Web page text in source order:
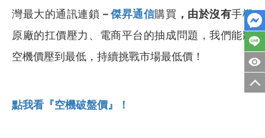
灣最大的通訊連鎖 － 傑昇通信購買 ，由於沒有手機
原廠的扛價壓力、電商平台的抽成問題，我們能將
空機價壓到最低，持續挑戰市場最低價！
點我看『空機破盤價』！